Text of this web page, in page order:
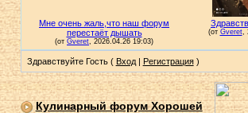
Здравствуйте Гость ( Вход| Регистрация)
Кулинарный форум Хорошей